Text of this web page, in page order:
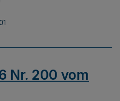
Nr. 200 vom